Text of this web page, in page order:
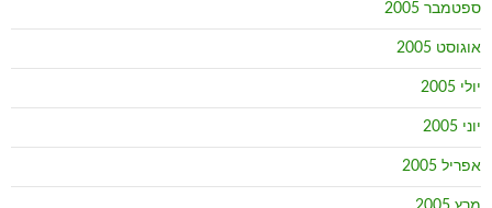
ספטמבר 2005
אוגוסט 2005
יולי 2005
יוני 2005
אפריל 2005